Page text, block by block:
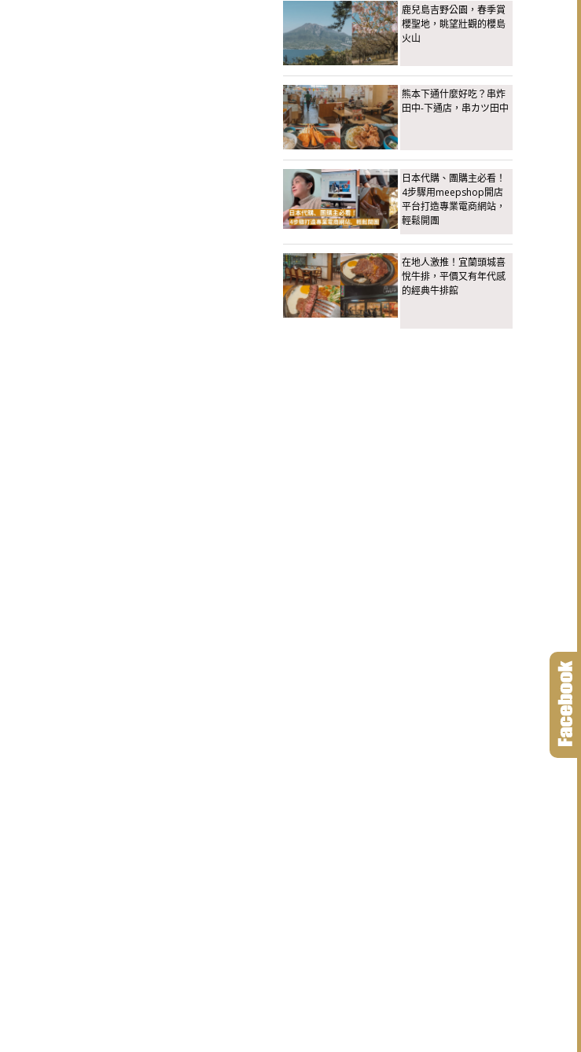
鹿兒島吉野公園，春季賞
櫻聖地，眺望壯觀的櫻島
火山
熊本下通什麼好吃？串炸
田中-下通店，串カツ田中
日本代購、團購主必看！
4步驟用meepshop開店
平台打造專業電商網站，
輕鬆開團
在地人激推！宜蘭頭城喜
悅牛排，平價又有年代感
的經典牛排館